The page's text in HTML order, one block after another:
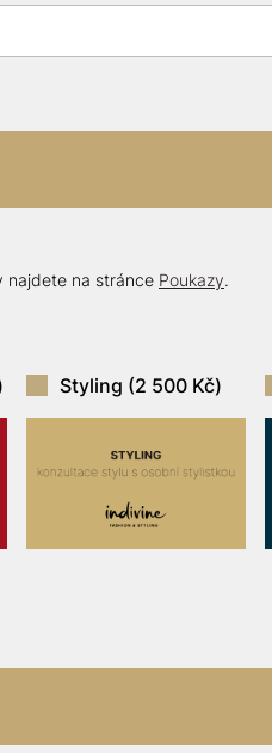
najdete na stránce Poukazy.
Styling (2 500 Kč)